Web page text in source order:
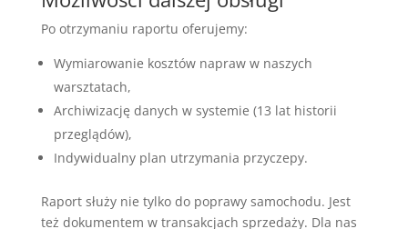
Po otrzymaniu raportu oferujemy:
Wymiarowanie kosztów napraw w naszych
warsztatach,
Archiwizację danych w systemie (13 lat historii
przeglądów),
Indywidualny plan utrzymania przyczepy.
Raport służy nie tylko do poprawy samochodu. Jest
też dokumentem w transakcjach sprzedaży. Dla nas